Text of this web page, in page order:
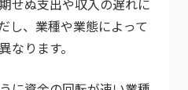
し、業種や業態によって
なります。